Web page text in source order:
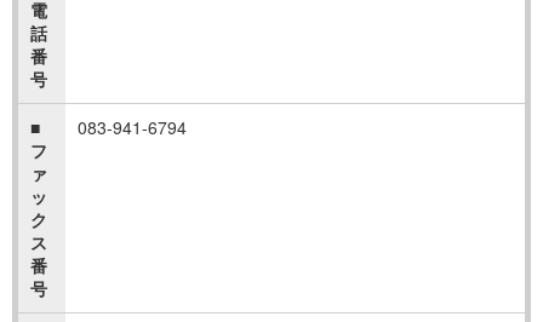
電
話
番
号
■
フ
ァ
ッ
ク
ス
番
号
083-941-6794